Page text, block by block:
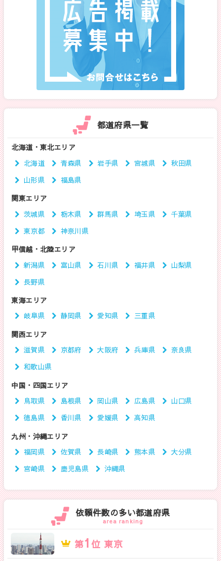
都道府県一覧
北海道・東北エリア
北海道
青森県 岩手県 宮城県
秋田県
山形県
福島県
関東エリア
茨城県
栃木県 群馬県 埼玉県
千葉県
東京都
神奈川県
甲信越・北陸エリア
新潟県
富山県 石川県 福井県
山梨県
長野県
東海エリア
岐阜県
静岡県 愛知県
三重県
関西エリア
滋賀県
京都府 大阪府 兵庫県
奈良県
和歌山県
中国・四国エリア
鳥取県
島根県 岡山県 広島県
山口県
徳島県
香川県 愛媛県
高知県
九州・沖縄エリア
福岡県
佐賀県 長崎県 熊本県
大分県
宮崎県
鹿児島県 沖縄県
依頼件数の多い都道府県
area ranking
第1 位 東京